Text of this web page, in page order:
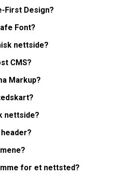
First Design?
Font?
nettside?
CMS?
Markup?
nettside?
for et nettsted?